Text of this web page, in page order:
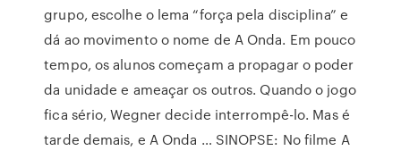
grupo, escolhe o lema “força pela disciplina” e
dá ao movimento o nome de A Onda. Em pouco
tempo, os alunos começam a propagar o poder
da unidade e ameaçar os outros. Quando o jogo
fica sério, Wegner decide interrompê-lo. Mas é
tarde demais, e A Onda … SINOPSE: No filme A